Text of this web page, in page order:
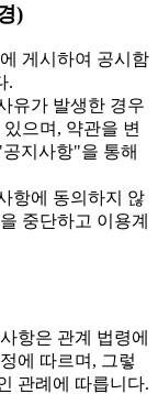
)
게시하여 공시함
.
유가 발생한 경우
으며, 약관을 변
지사항"을 통해
항에 동의하지 않
중단하고 이용계
항은 관계 법령에
에 따르며, 그렇
관례에 따릅니다.